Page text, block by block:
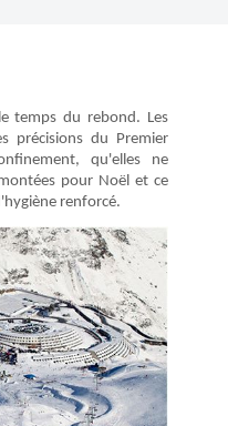
temps du rebond. Les
précisions du Premier
qu'elles ne
pour Noël et ce
renforcé.